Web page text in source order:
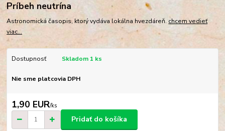
Príbeh neutrína
Astronomická časopis, ktorý vydáva lokálna hvezdáreň. chcem vedieť
viac...
Dostupnosť Skladom 1 ks
Nie sme platcovia DPH
1,90 EUR/ks
Pridať do košíka